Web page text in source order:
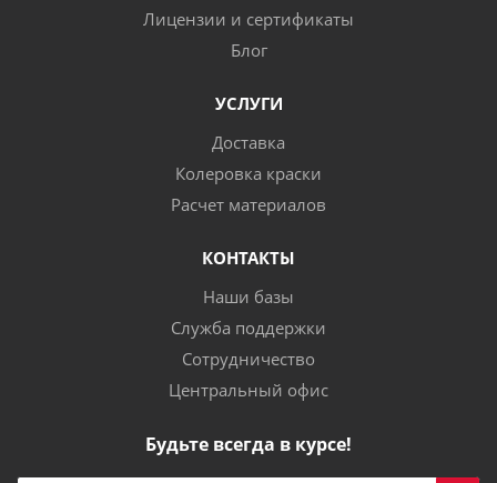
Лицензии и сертификаты
Блог
УСЛУГИ
Доставка
Колеровка краски
Расчет материалов
КОНТАКТЫ
Наши базы
Служба поддержки
Сотрудничество
Центральный офис
Будьте всегда в курсе!